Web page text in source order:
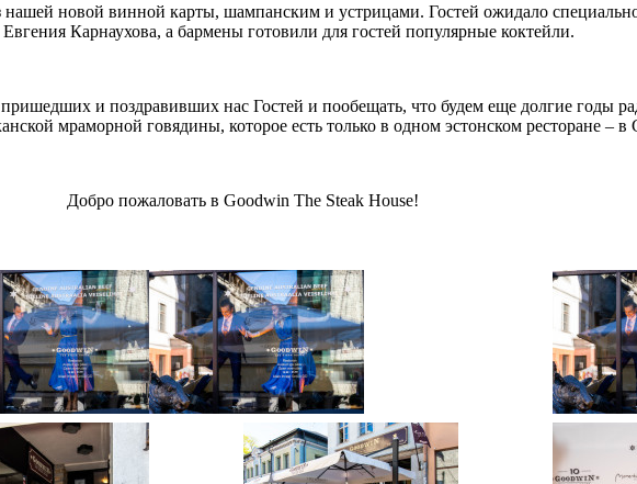
новой винной карты, шампанским и устрицами. Гостей ожидало
Карнаухова, а бармены готовили для гостей популярные коктейли.
и поздравивших нас Гостей и пообещать, что будем еще долгие годы
мраморной говядины, которое есть только в одном эстонском ресторане – в
Добро пожаловать в Goodwin The Steak House!